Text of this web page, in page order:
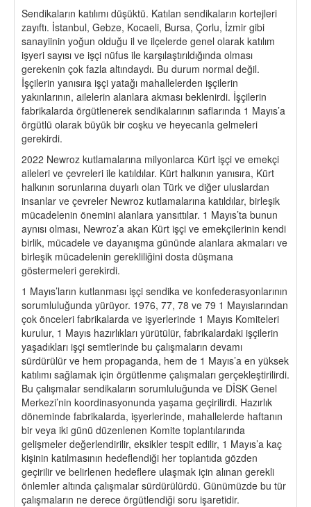
Sendikaların katılımı düşüktü. Katılan sendikaların kortejleri
zayıftı. İstanbul, Gebze, Kocaeli, Bursa, Çorlu, İzmir gibi
sanayiinin yoğun olduğu il ve ilçelerde genel olarak katılım
işyeri sayısı ve işçi nüfus ile karşılaştırıldığında olması
gerekenin çok fazla altındaydı. Bu durum normal değil.
İşçilerin yanısıra işçi yatağı mahallelerden işçilerin
yakınlarının, ailelerin alanlara akması beklenirdi. İşçilerin
fabrikalarda örgütlenerek sendikalarının saflarında 1 Mayıs’a
örgütlü olarak büyük bir coşku ve heyecanla gelmeleri
gerekirdi.
2022 Newroz kutlamalarına milyonlarca Kürt işçi ve emekçi
aileleri ve çevreleri ile katıldılar. Kürt halkının yanısıra, Kürt
halkının sorunlarına duyarlı olan Türk ve diğer uluslardan
insanlar ve çevreler Newroz kutlamalarına katıldılar, birleşik
mücadelenin önemini alanlara yansıttılar. 1 Mayıs’ta bunun
aynısı olması, Newroz’a akan Kürt işçi ve emekçilerinin kendi
birlik, mücadele ve dayanışma gününde alanlara akmaları ve
birleşik mücadelenin gerekliliğini dosta düşmana
göstermeleri gerekirdi.
1 Mayıs’ların kutlanması işçi sendika ve konfederasyonlarının
sorumluluğunda yürüyor. 1976, 77, 78 ve 79 1 Mayıslarından
çok önceleri fabrikalarda ve işyerlerinde 1 Mayıs Komiteleri
kurulur, 1 Mayıs hazırlıkları yürütülür, fabrikalardaki işçilerin
yaşadıkları işçi semtlerinde bu çalışmaların devamı
sürdürülür ve hem propaganda, hem de 1 Mayıs’a en yüksek
katılımı sağlamak için örgütlenme çalışmaları gerçekleştirilirdi.
Bu çalışmalar sendikaların sorumluluğunda ve DİSK Genel
Merkezi’nin koordinasyonunda yaşama geçirilirdi. Hazırlık
döneminde fabrikalarda, işyerlerinde, mahallelerde haftanın
bir veya iki günü düzenlenen Komite toplantılarında
gelişmeler değerlendirilir, eksikler tespit edilir, 1 Mayıs’a kaç
kişinin katılmasının hedeflendiği her toplantıda gözden
geçirilir ve belirlenen hedeflere ulaşmak için alınan gerekli
önlemler altında çalışmalar sürdürülürdü. Günümüzde bu tür
çalışmaların ne derece örgütlendiği soru işaretidir.